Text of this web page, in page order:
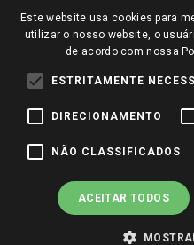
Notícias
Perguntas frequentes
Identidade Visual
Redes Sociais
Pagamento e
Este website usa cookies para
utilizar o nosso website, o
de acordo com nossa
ESTRITAMENTE
DIRECIONAMENTO
NÃO CLASSIFICADOS
ACEITAR TODOS